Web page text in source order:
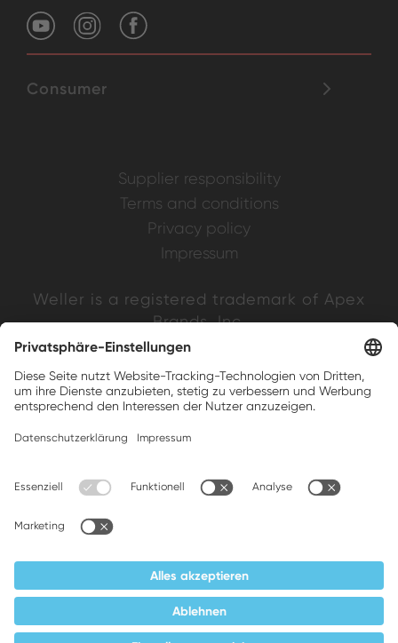
Consumer
Supplier responsibility
Terms and conditions
Privacy policy
Impressum
Weller is a registered trademark of Apex
Brands, Inc.